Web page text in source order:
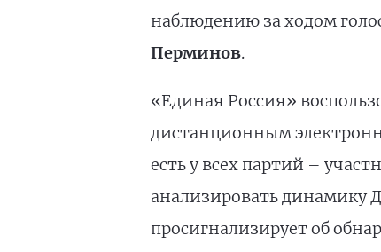
наблюдению за ходом
Перминов.
«Единая Россия»
дистанционным
есть у всех партий –
анализировать динамику
просигнализирует об